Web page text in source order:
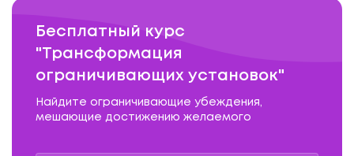
Бесплатный курс
"Трансформация
ограничивающих установок"
Найдите ограничивающие убеждения,
мешающие достижению желаемого